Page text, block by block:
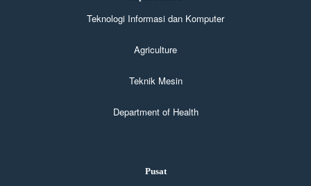
Teknologi Informasi dan Komputer
Agriculture
Teknik Mesin
Department of Health
Pusat